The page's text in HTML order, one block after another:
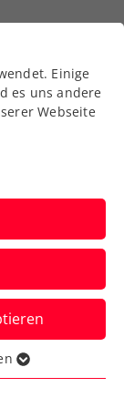
Einige
es uns andere
Webseite